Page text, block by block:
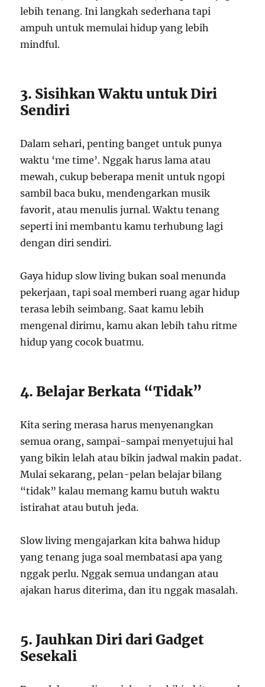
lebih tenang. Ini langkah sederhana tapi
ampuh untuk memulai hidup yang lebih
mindful.
3. Sisihkan Waktu untuk Diri
Sendiri
Dalam sehari, penting banget untuk punya
waktu ‘me time’. Nggak harus lama atau
mewah, cukup beberapa menit untuk ngopi
sambil baca buku, mendengarkan musik
favorit, atau menulis jurnal. Waktu tenang
seperti ini membantu kamu terhubung lagi
dengan diri sendiri.
Gaya hidup slow living bukan soal menunda
pekerjaan, tapi soal memberi ruang agar hidup
terasa lebih seimbang. Saat kamu lebih
mengenal dirimu, kamu akan lebih tahu ritme
hidup yang cocok buatmu.
4. Belajar Berkata “Tidak”
Kita sering merasa harus menyenangkan
semua orang, sampai-sampai menyetujui hal
yang bikin lelah atau bikin jadwal makin padat.
Mulai sekarang, pelan-pelan belajar bilang
“tidak” kalau memang kamu butuh waktu
istirahat atau butuh jeda.
Slow living mengajarkan kita bahwa hidup
yang tenang juga soal membatasi apa yang
nggak perlu. Nggak semua undangan atau
ajakan harus diterima, dan itu nggak masalah.
5. Jauhkan Diri dari Gadget
Sesekali